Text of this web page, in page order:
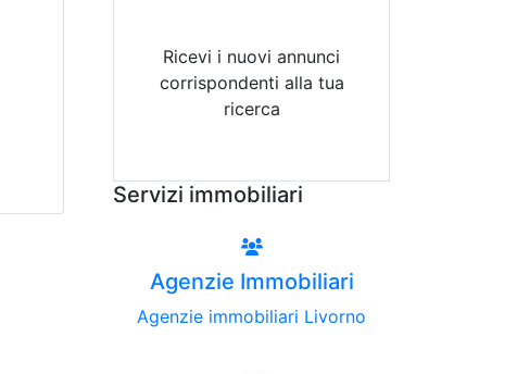
Ricevi i nuovi annunci
corrispondenti alla tua
ricerca
Servizi immobiliari
Agenzie Immobiliari
Agenzie immobiliari Livorno